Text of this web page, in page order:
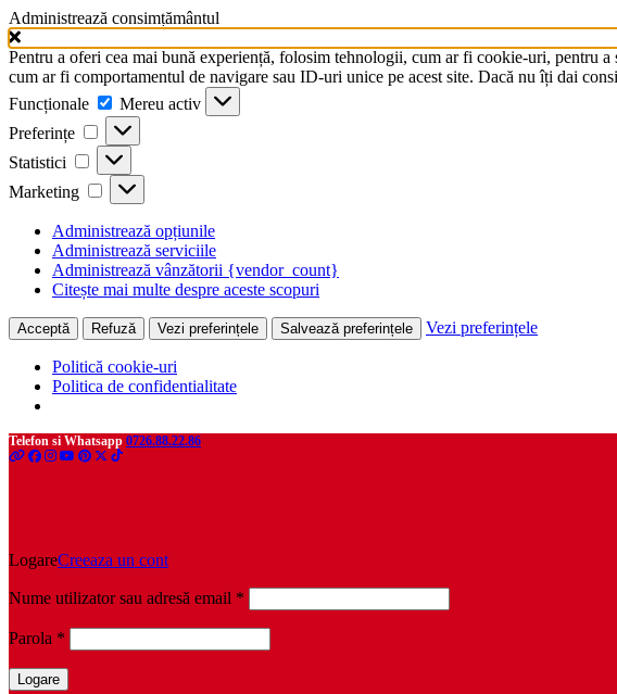
Administrează consimțământul
Pentru a oferi cea mai bună experiență, folosim tehnologii, cum ar fi cookie-uri, pentru
cum ar fi comportamentul de navigare sau ID-uri unice pe acest site. Dacă nu îți dai
Funcționale
Funcționale
Mereu activ
Preferințe
Preferințe
Statistici Statistici
Marketing Marketing
Administrează opțiunile
Administrează serviciile
Administrează vânzătorii {vendor_count}
Citește mai multe despre aceste scopuri
Acceptă Refuză Vezi preferințele Salvează preferințele Vezi preferințele
Politică cookie-uri
Politica de confidentialitate
Telefon si Whatsapp 0726.88.22.86
LogareCreeaza un cont
Nume utilizator sau adresă email *
Parola *
Logare